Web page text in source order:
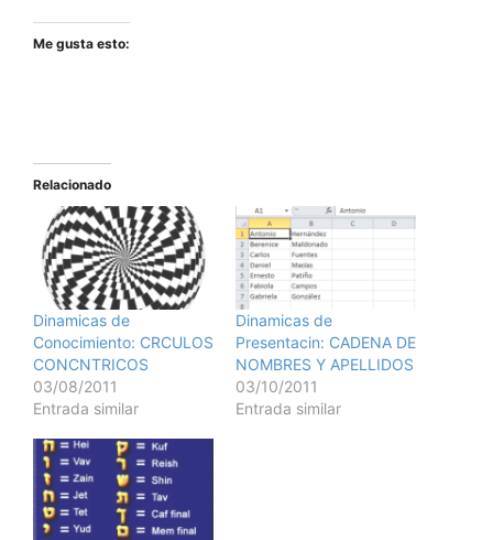
Me gusta esto:
Relacionado
Dinamicas de
Conocimiento: CRCULOS
CONCNTRICOS
03/08/2011
Entrada similar
Dinamicas de
Presentacin: CADENA DE
NOMBRES Y APELLIDOS
03/10/2011
Entrada similar